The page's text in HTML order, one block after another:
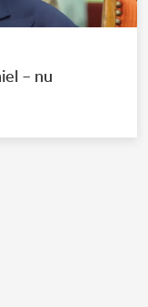
– nu